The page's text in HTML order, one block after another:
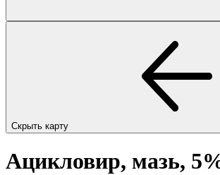
Скрыть карту
Ацикловир, мазь,